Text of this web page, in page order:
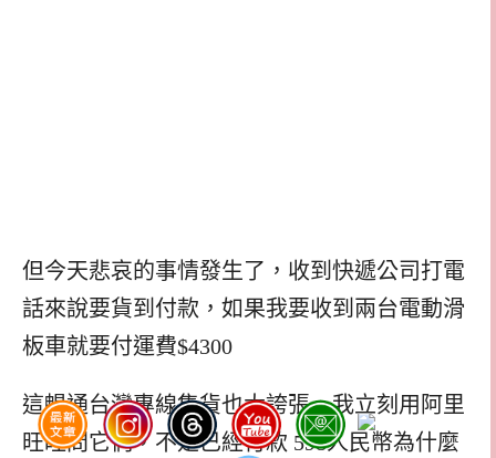
但今天悲哀的事情發生了，收到快遞公司打電
話來說要貨到付款，如果我要收到兩台電動滑
板車就要付運費$4300
這暢通台灣專線集貨也太誇張，我立刻用阿里
旺旺問它們，不是已經付款 598人民幣為什麼